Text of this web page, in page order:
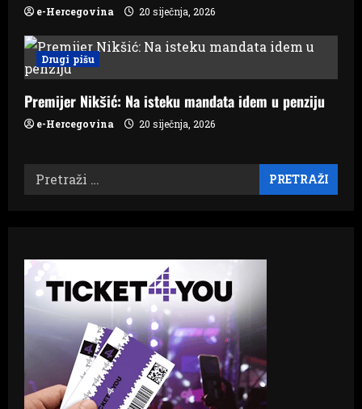
e-Hercegovina 20 siječnja, 2026
Drugi pišu
Premijer Nikšić: Na isteku mandata idem u penziju
e-Hercegovina 20 siječnja, 2026
Pretraži: